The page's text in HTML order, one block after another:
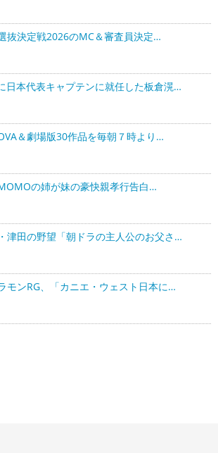
抜決定戦2026のMC＆審査員決定…
日本代表キャプテンに就任した板倉滉…
＆劇場版30作品を毎朝７時より…
の姉が妹の豪快親孝行告白…
津田の野望「朝ドラの主人公のお父さ…
モンRG、「カニエ・ウェスト日本に…